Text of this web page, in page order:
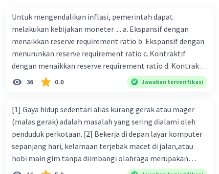
Untuk mengendalikan inflasi, pemerintah dapat
melakukan kebijakan moneter .... a. Ekspansif dengan
menaikkan reserve requirement ratio b. Ekspansif dengan
menurunkan reserve requirement ratio c. Kontraktif
dengan menaikkan reserve requirement ratio d. Kontraktif
dengan menurunkan reserve requirement ratio e.
Ekspansif dengan menaikkan tingkat diskonto Bila Bank
ceteris paribus maka .... a. Menimbulkan inflasi di mana
bentuk kurva jumlah uang beredar (penawaran uang) naik
dari kiri bawah ke kanan atas b. Menimbulkan deflasi di
mana bentuk kurva jumlah uang beredar (penawaran
uang) naik dari kiri bawah ke kanan atas c. Tingkat bunga
36 0.0 Jawaban terverifikasi
[1] Gaya hidup sedentari alias kurang gerak atau mager
(malas gerak) adalah masalah yang sering dialami oleh
penduduk perkotaan. [2] Bekerja di depan layar komputer
sepanjang hari, kelamaan terjebak macet di jalan,atau
hobi main gim tanpa diimbangi olahraga merupakan
bentuk dari gaya hidup sedentari. [3] Jika Anda termasuk